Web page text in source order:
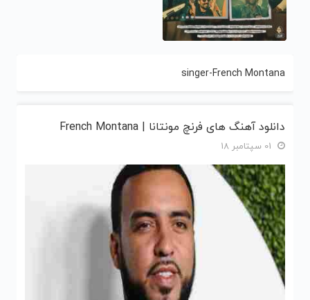
singer-French Montana
دانلود آهنگ های فرنچ مونتانا | French Montana